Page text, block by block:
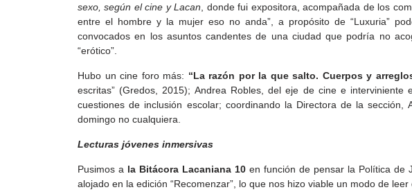
sexo, según el cine y Lacan , donde fui expositora, acompañada de los
entre el hombre y la mujer eso no anda”, a propósito de “Luxuria”
convocados en los asuntos candentes de una ciudad que podría no
“erótico”.
Hubo un cine foro más: “La razón por la que salto. Cuerpos y
escritas” (Gredos, 2015); Andrea Robles, del eje de cine e interviniente
cuestiones de inclusión escolar; coordinando la Directora de la
domingo no cualquiera.
Lecturas jóvenes inmersivas
Pusimos a la Bitácora Lacaniana 10 en función de pensar la Política de
alojado en la edición “Recomenzar”, lo que nos hizo viable un modo de